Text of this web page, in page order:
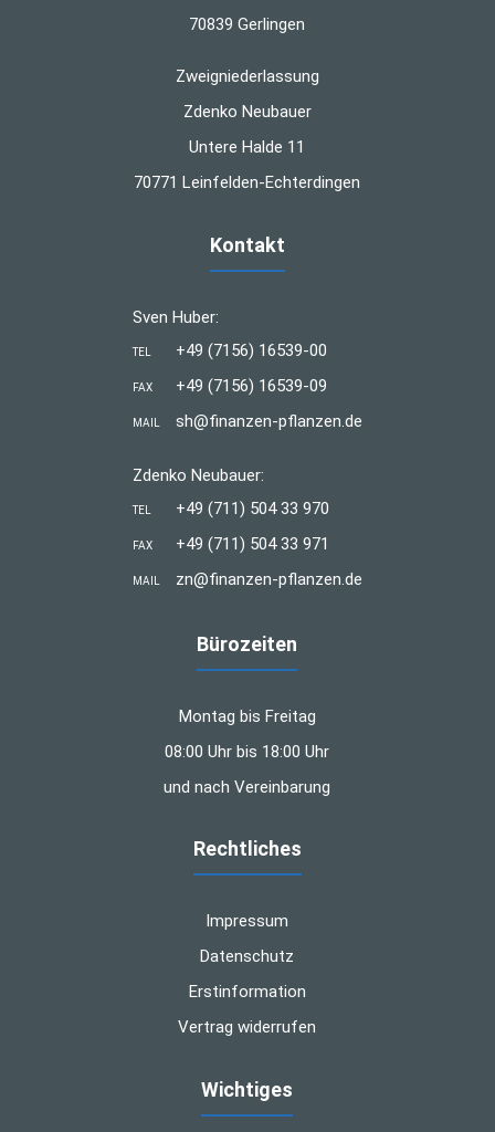
70839 Gerlingen
Zweigniederlassung
Zdenko Neubauer
Untere Halde 11
70771 Leinfelden-Echterdingen
Kontakt
Sven Huber:
TEL +49 (7156) 16539-00
FAX +49 (7156) 16539-09
MAIL sh@finanzen-pflanzen.de
Zdenko Neubauer:
TEL +49 (711) 504 33 970
FAX +49 (711) 504 33 971
MAIL zn@finanzen-pflanzen.de
Bürozeiten
Montag bis Freitag
08:00 Uhr bis 18:00 Uhr
und nach Vereinbarung
Rechtliches
Impressum
Datenschutz
Erstinformation
Vertrag widerrufen
Wichtiges